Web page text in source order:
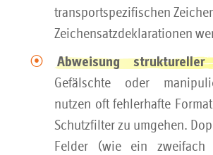
transportspezifischen
Zeichensatzdeklarationen
Abweisung struktureller
Gefälschte oder
nutzen oft fehlerhafte
Schutzfilter zu umgehen.
Felder (wie ein zweifach